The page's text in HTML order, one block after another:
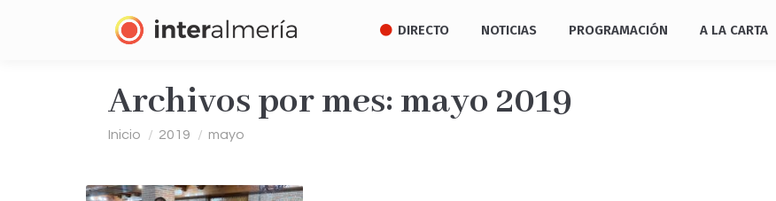
DIRECTO NOTICIAS PROGRAMACIÓN A LA CARTA
Archivos por mes:mayo 2019
Estás aquí:
Inicio 2019 mayo